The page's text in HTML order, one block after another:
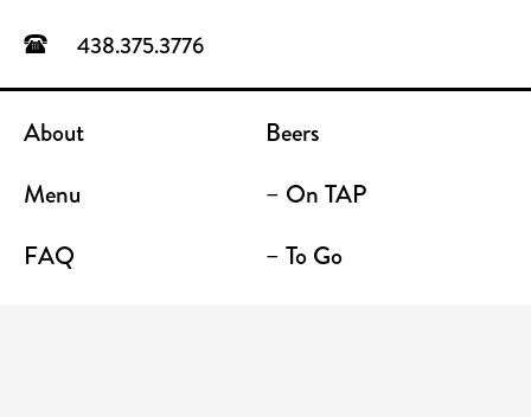
438.375.3776
About
Beers
Menu
– On TAP
FAQ
– To Go